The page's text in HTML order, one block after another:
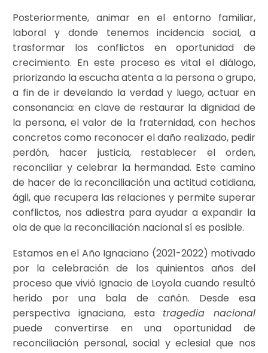
Posteriormente, animar en el entorno familiar,
laboral y donde tenemos incidencia social, a
trasformar los conflictos en oportunidad de
crecimiento. En este proceso es vital el diálogo,
priorizando la escucha atenta a la persona o grupo,
a fin de ir develando la verdad y luego, actuar en
consonancia: en clave de restaurar la dignidad de
la persona, el valor de la fraternidad, con hechos
concretos como reconocer el daño realizado, pedir
perdón, hacer justicia, restablecer el orden,
reconciliar y celebrar la hermandad. Este camino
de hacer de la reconciliación una actitud cotidiana,
ágil, que recupera las relaciones y permite superar
conflictos, nos adiestra para ayudar a expandir la
ola de que la reconciliación nacional sí es posible.
Estamos en el Año Ignaciano (2021-2022) motivado
por la celebración de los quinientos años del
proceso que vivió Ignacio de Loyola cuando resultó
herido por una bala de cañón. Desde esa
perspectiva ignaciana, esta tragedia nacional
puede convertirse en una oportunidad de
reconciliación personal, social y eclesial que nos